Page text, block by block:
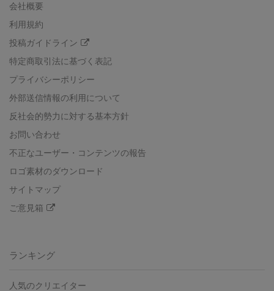
会社概要
利用規約
投稿ガイドライン
特定商取引法に基づく表記
プライバシーポリシー
外部送信情報の利用について
反社会的勢力に対する基本方針
お問い合わせ
不正なユーザー・コンテンツの報告
ロゴ素材のダウンロード
サイトマップ
ご意見箱
ランキング
人気のクリエイター